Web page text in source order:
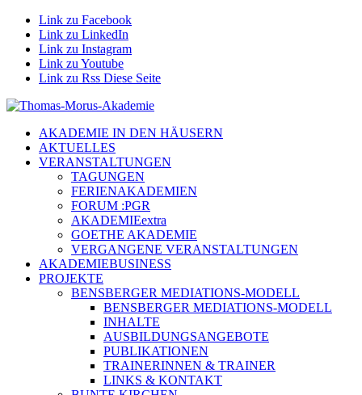
Link zu Facebook
Link zu LinkedIn
Link zu Instagram
Link zu Youtube
Link zu Rss Diese Seite
AKADEMIE IN DEN HÄUSERN
AKTUELLES
VERANSTALTUNGEN
TAGUNGEN
FERIENAKADEMIEN
FORUM :PGR
AKADEMIEextra
GOETHE AKADEMIE
VERGANGENE VERANSTALTUNGEN
AKADEMIEBUSINESS
PROJEKTE
BENSBERGER MEDIATIONS-MODELL
BENSBERGER MEDIATIONS-MODELL
INHALTE
AUSBILDUNGSANGEBOTE
PUBLIKATIONEN
TRAINERINNEN & TRAINER
LINKS & KONTAKT